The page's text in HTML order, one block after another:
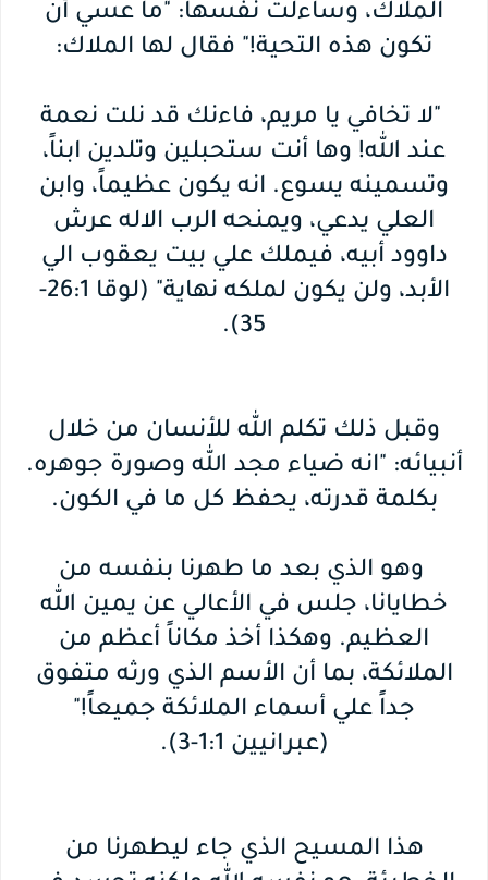
الملاك، وساءلت نفسها: "ما عسي أن
تكون هذه التحية!" فقال لها الملاك:
"لا تخافي يا مريم، فاءنك قد نلت نعمة
عند الله! وها أنت ستحبلين وتلدين ابناً،
وتسمينه يسوع. انه يكون عظيماً، وابن
العلي يدعي، ويمنحه الرب الاله عرش
داوود أبيه، فيملك علي بيت يعقوب الي
الأبد، ولن يكون لملكه نهاية" (لوقا 26:1-
35).
وقبل ذلك تكلم الله للأنسان من خلال
أنبيائه: "انه ضياء مجد الله وصورة جوهره.
بكلمة قدرته، يحفظ كل ما في الكون.
وهو الذي بعد ما طهرنا بنفسه من
خطايانا، جلس في الأعالي عن يمين الله
العظيم. وهكذا أخذ مكاناً أعظم من
الملائكة، بما أن الأسم الذي ورثه متفوق
جداً علي أسماء الملائكة جميعاً!"
(عبرانيين 1:1-3).
هذا المسيح الذي جاء ليطهرنا من